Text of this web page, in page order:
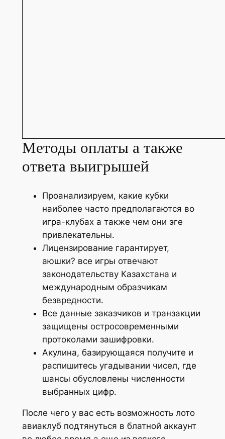
Методы оплаты а также
ответа выигрышей
Проанализируем, какие кубки
наиболее часто предполагаются во
игра-клубах а также чем они эге
привлекательны.
Лицензирование гарантирует,
аюшки? все игры отвечают
законодательству Казахстана и
международным образчикам
безвредности.
Все данные заказчиков и транзакции
защищены остросовременными
протоколами зашифровки.
Акулина, базирующаяся получите и
распишитесь угадывании чисел, где
шансы обусловлены численности
выбранных цифр.
После чего у вас есть возможность лото
авиаклуб подтянуться в блатной аккаунт